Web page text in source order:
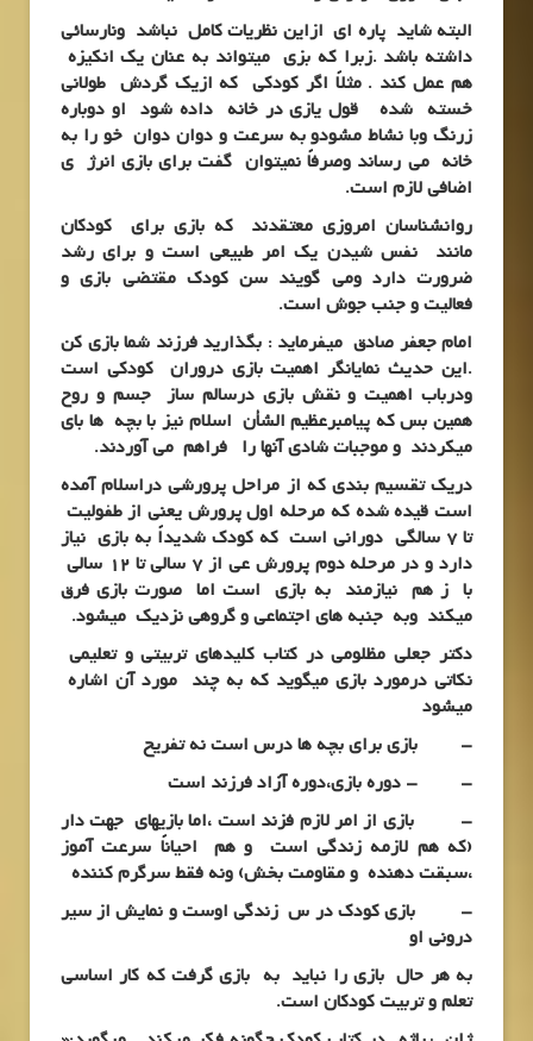
البته شاید پاره ای ازاین نظریات کامل نباشد ونارسائی
داشته باشد .زبرا که بزی میتواند به عنان یک انکیزه
هم عمل کند . مثلاً اگر کودکی که ازیک گردش طولانی
خسته شده قول یازی در خانه داده شود او دوباره
زرنگ وبا نشاط مشودو به سرعت و دوان دوان خو را به
خانه می رساند وصرفاً نمیتوان گفت برای بازی انرژ ی
اضافی لازم است.
روانشناسان امروزی معتقدند که بازی برای کودکان
مانند نفس شیدن یک امر طبیعی است و برای رشد
ضرورت دارد ومی گویند سن کودک مقتضی بازی و
فعالیت و جنب جوش است.
امام جعفر صادق میفرماید : بگذارید فرزند شما بازی کن
.این حدیث نمایانگر اهمیت بازی دروران کودکی است
ودرباب اهمیت و نقش بازی درسالم ساز جسم و روح
همین بس که پیامبرعظیم الشأن اسلام نیز با بچه ها بای
میکردند و موجبات شادی آنها را فراهم می آوردند.
دریک تقسیم بندی که از مراحل پرورشی دراسلام آمده
است قیده شده که مرحله اول پرورش یعنی از طفولیت
تا 7 سالگی دورانی است که کودک شدیداً به بازی نیاز
دارد و در مرحله دوم پرورش عی از 7 سالی تا 12 سالی
با ز هم نیازمند به بازی است اما صورت بازی فرق
میکند وبه جنبه های اجتماعی و گروهی نزدیک میشود.
دکتر جعلی مظلومی در کتاب کلیدهای تربیتی و تعلیمی
نکاتی درمورد بازی میگوید که به چند مورد آن اشاره
میشود
– بازی برای بچه ها درس است نه تفریح
– – دوره بازی،دوره آزاد فرزند است
– بازی از امر لازم فزند است ،اما بازیهای جهت دار
(که هم لازمه زندگی است و هم احیاناً سرعت آموز
،سبقت دهنده و مقاومت بخش) ونه فقط سرگرم کننده
– بازی کودک در س زندگی اوست و نمایش از سیر
درونی او
به هر حال بازی را نباید به بازی گرفت که کار اساسی
تعلم و تربیت کودکان است.